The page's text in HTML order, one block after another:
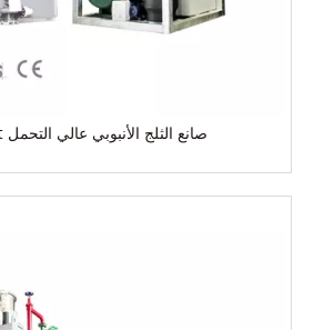
صانع الثلج الأنبوبي عالي التحمل ICESTA 30t